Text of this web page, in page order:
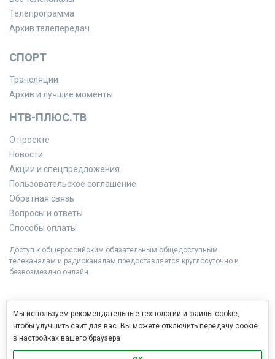
Телепрограмма
Архив телепередач
СПОРТ
Трансляции
Архив и лучшие моменты
НТВ-ПЛЮС.ТВ
О проекте
Новости
Акции и спецпредложения
Пользовательское соглашение
Обратная связь
Вопросы и ответы
Способы оплаты
Доступ к общероссийским обязательным общедоступным
телеканалам и радиоканалам предоставляется круглосуточно и
безвозмездно онлайн.
Мы используем рекомендательные технологии и файлы cookie,
чтобы улучшить сайт для вас. Вы можете отключить передачу cookie
в настройках вашего браузера